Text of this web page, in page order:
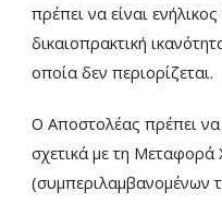
Ελ
πρέπει να είναι
δικαιοπρακτική
οποία δεν περιορίζεται.
Ο Αποστολέας πρέπει
σχετικά με τη Μεταφορά
(συμπεριλαμβανομένων